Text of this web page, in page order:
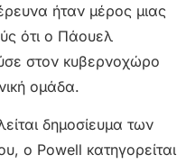
ήταν μέρος μιας
ότι ο Πάουελ
στον κυβερνοχώρο
ομάδα.
δημοσίευμα των
ο Powell κατηγορείται